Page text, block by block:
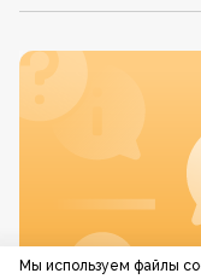
Мы используем файлы